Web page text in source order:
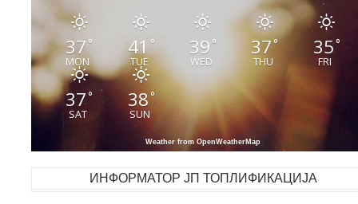
37°
MON
41°
TUE
39 °
WED
37°
THU
35°
FRI
37°
SAT
38°
SUN
Weather from OpenWeatherMap
ИНФОРМАТОР ЈП ТОПЛИФИКАЦИЈА